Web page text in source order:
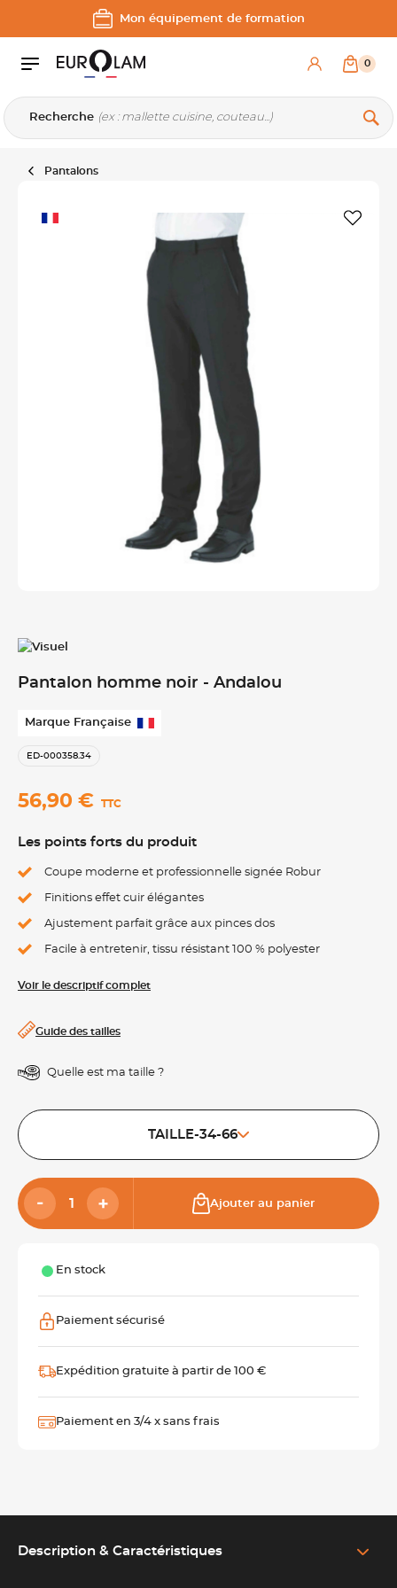
Aller au contenu
Aller à la navigation principale
Mon équipement de formation
Recherche
0
Pantalons
Pantalon homme noir - Andalou
Marque Française
ED-000358.34
56,90 € TTC
Les points forts du produit
Coupe moderne et professionnelle signée Robur
Finitions effet cuir élégantes
Ajustement parfait grâce aux pinces dos
Facile à entretenir, tissu résistant 100 % polyester
Voir le descriptif complet
Guide des tailles
Quelle est ma taille ?
TAILLE-34-66
Ajouter au panier
En stock
Paiement sécurisé
Expédition gratuite à partir de 100 €
Paiement en 3/4 x sans frais
Description & Caractéristiques